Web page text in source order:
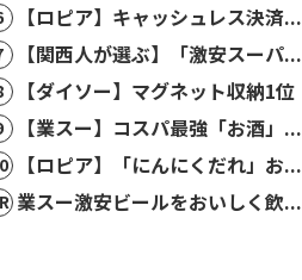
【ロピア】キャッシュレス決済...
【関西人が選ぶ】「激安スーパ...
【ダイソー】マグネット収納1位
【業スー】コスパ最強「お酒」...
【ロピア】「にんにくだれ」お...
業スー激安ビールをおいしく飲...